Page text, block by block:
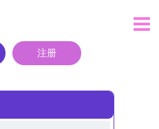
注册